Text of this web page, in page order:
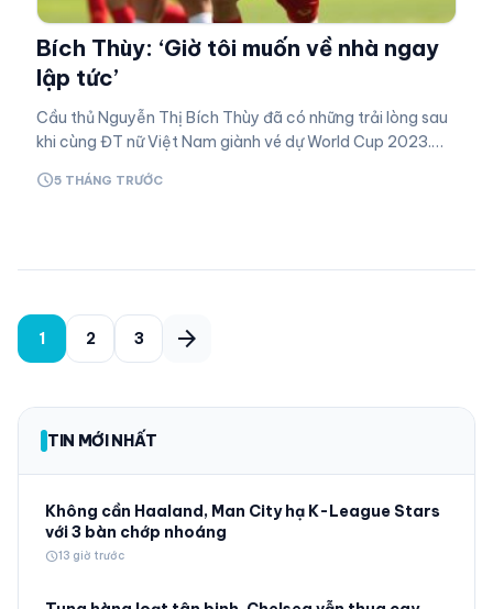
Bích Thùy: ‘Giờ tôi muốn về nhà ngay
lập tức’
Cầu thủ Nguyễn Thị Bích Thùy đã có những trải lòng sau
khi cùng ĐT nữ Việt Nam giành vé dự World Cup 2023.
ASIAN…
schedule5 THÁNG TRƯỚC
Phân
trang
viết
1 2 3 arrow_forward
TIN MỚI NHẤT
Không cần Haaland, Man City hạ K-League Stars
với 3 bàn chớp nhoáng
schedule13 giờ trước